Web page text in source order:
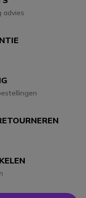
advies